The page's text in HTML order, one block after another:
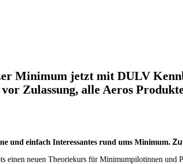
Minimum jetzt mit DULV
vor Zulassung, alle Aeros
und einfach Interessantes rund ums Minimum.
neuen Theoriekurs für Minimumpilotinnen und